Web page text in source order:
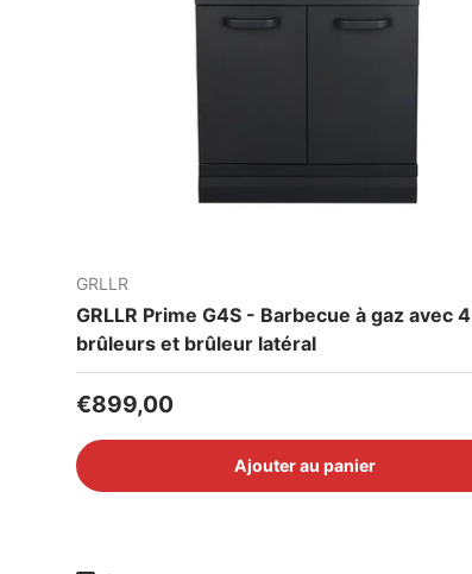
GRLLR
GRLLR Prime G4S - Barbecue à gaz avec 4
brûleurs et brûleur latéral
Prix habituel
€899,00
Ajouter au panier